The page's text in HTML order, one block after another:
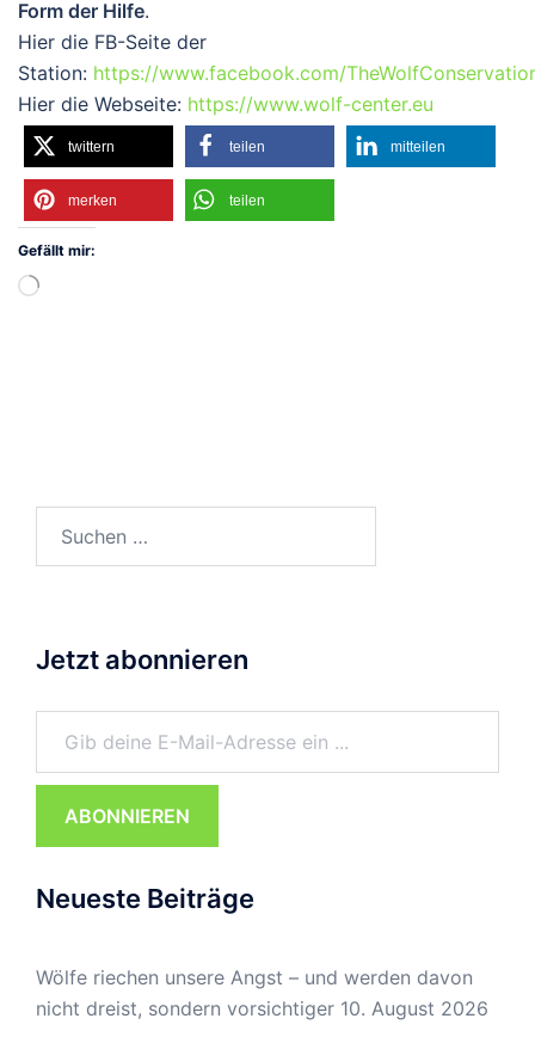
Form der Hilfe.
Hier die FB-Seite der
Station: https://www.facebook.com/
Hier die Webseite: https://www.wolf-center.eu
twittern teilen mitteilen
merken teilen
Gefällt mir:
Wird
Jetzt abonnieren
Gib deine E-Mail-Adresse ein ...
ABONNIEREN
Neueste Beiträge
Wölfe riechen unsere Angst – und werden davon
nicht dreist, sondern vorsichtiger 10. August 2026